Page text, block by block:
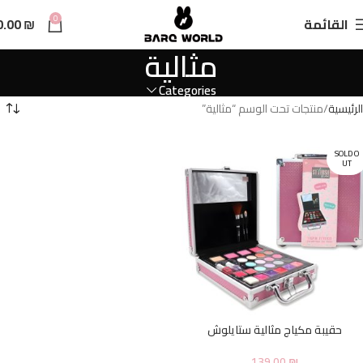
القائمة 0
₪
مثالية
Categories
الرئيسية منتجات تحت الوسم “مثالية”
SOLD O
UT
حقيبة مكياج مثالية ستايلوش